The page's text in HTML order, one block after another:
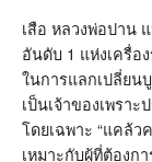
เสือ หลวงพ่อปาน
อันดับ 1 แห่งเครื่อ
ในการแลกเปลี่ยน
เป็นเจ้าของเพรา
โดยเฉพาะ “แคล้ว
เหมาะกับผู้ที่ต้องก